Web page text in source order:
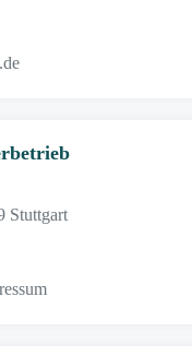
Stuttgart